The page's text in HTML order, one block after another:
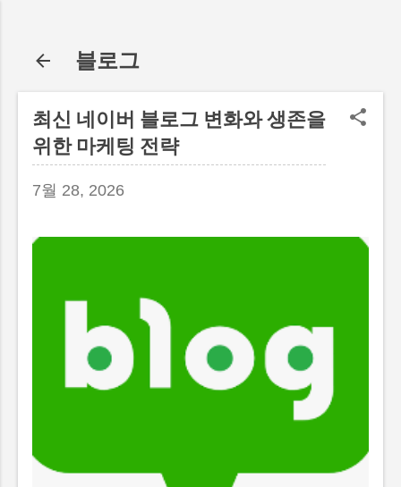
블로그
최신 네이버 블로그 변화와 생존을
위한 마케팅 전략
7월 28, 2026